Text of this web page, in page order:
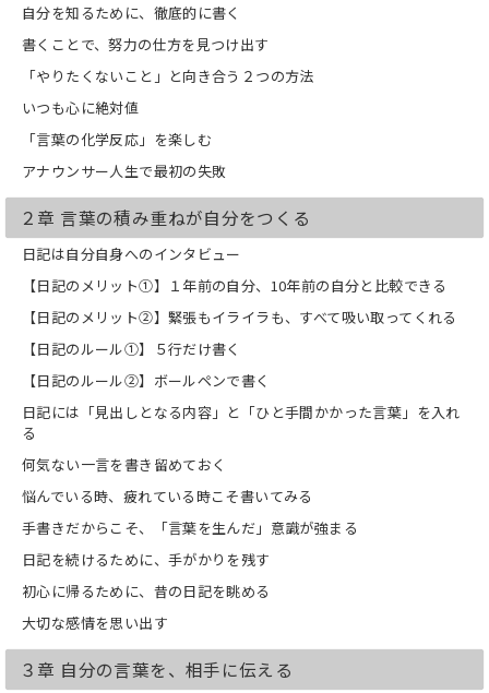
年間欠かさず続けてきた「5行日記」の
習慣がありました。
何を書き留め、どのように言葉と向き合
い、自分自身の土台を作り上げたのか――本
れています。
藤井アナの哲学はシンプルです。
「ほんのわずかな伝える準備で、自分の
周りのみなさんの表情が変わっていきま
す。その表情に囲まれたあなた自身も、
さらにいい変化を見せ始めるでしょう。
悪循環を好循環に変えるのは、あなたの
(「はじめに」より)
この本で伝える準備のしかたを身に付
しょう！
本書の内容は同じですので、あらかじめ
ご了承ください。
自分を知るために、徹底的に書く
書くことで、努力の仕方を見つけ出す
「やりたくないこと」と向き合う２つの方法
いつも心に絶対値
「言葉の化学反応」を楽しむ
アナウンサー人生で最初の失敗
２章 言葉の積み重ねが自分をつくる
日記は自分自身へのインタビュー
【日記のメリット①】１年前の自分、10年前の自分と比較できる
【日記のメリット②】緊張もイライラも、すべて吸い取ってくれる
【日記のルール①】５行だけ書く
【日記のルール②】ボールペンで書く
日記には「見出しとなる内容」と「ひと手間かかった言葉」を入れ
る
何気ない一言を書き留めておく
悩んでいる時、疲れている時こそ書いてみる
手書きだからこそ、「言葉を生んだ」意識が強まる
日記を続けるために、手がかりを残す
初心に帰るために、昔の日記を眺める
大切な感情を思い出す
３章 自分の言葉を、相手に伝える